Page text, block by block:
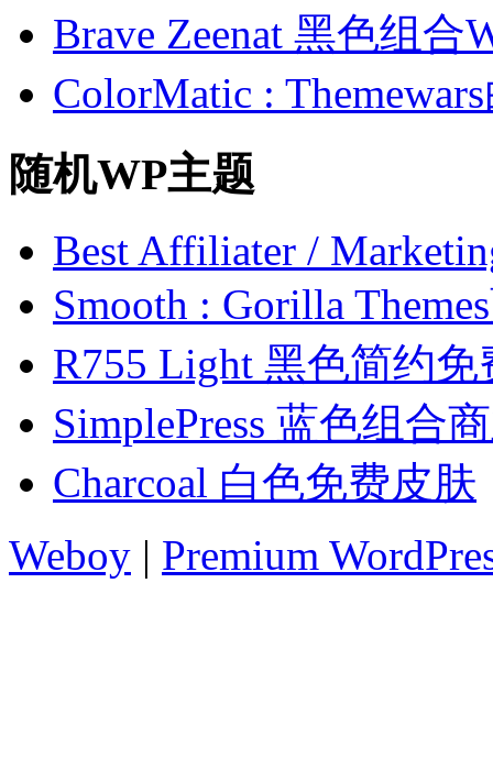
Brave Zeenat 黑色组合
ColorMatic :
随机WP主题
Best Affiliater /
Smooth : Gorilla
R755 Light 黑色简约免
SimplePress 蓝色组合
Charcoal 白色免费皮肤
Weboy | Premium